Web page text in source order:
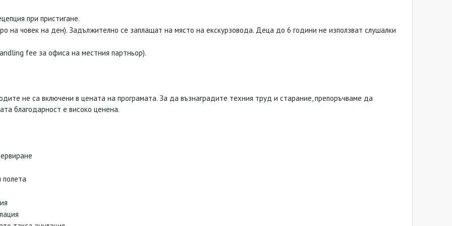
при пристигане.
на човек на ден). Задължително се заплащат на място на екскурзовода. Деца до 6 години не използват слушалки
fee за офиса на местния партньор).
не са включени в цената на програмата. За да възнаградите техния труд и старание, препоръчваме да
благодарност е високо ценена.
полета